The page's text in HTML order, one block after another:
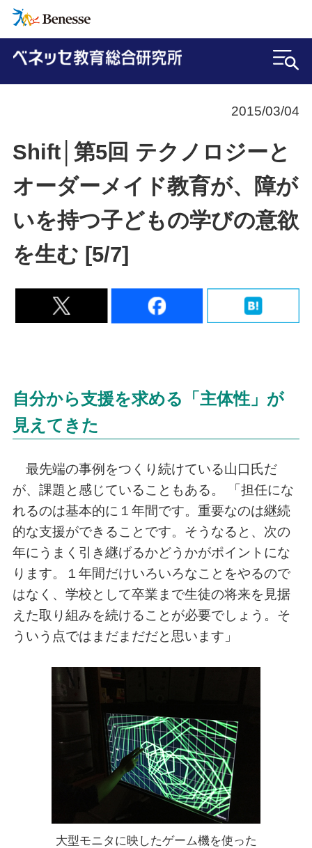
2015/03/04
Shift│第5回 テクノロジーと
オーダーメイド教育が、障が
いを持つ子どもの学びの意欲
を生む [5/7]
自分から支援を求める「主体性」が
見えてきた
最先端の事例をつくり続けている山口氏だ
が、課題と感じていることもある。 「担任にな
れるのは基本的に１年間です。重要なのは継続
的な支援ができることです。そうなると、次の
年にうまく引き継げるかどうかがポイントにな
ります。１年間だけいろいろなことをやるので
はなく、学校として卒業まで生徒の将来を見据
えた取り組みを続けることが必要でしょう。そ
ういう点ではまだまだだと思います」
大型モニタに映したゲーム機を使った